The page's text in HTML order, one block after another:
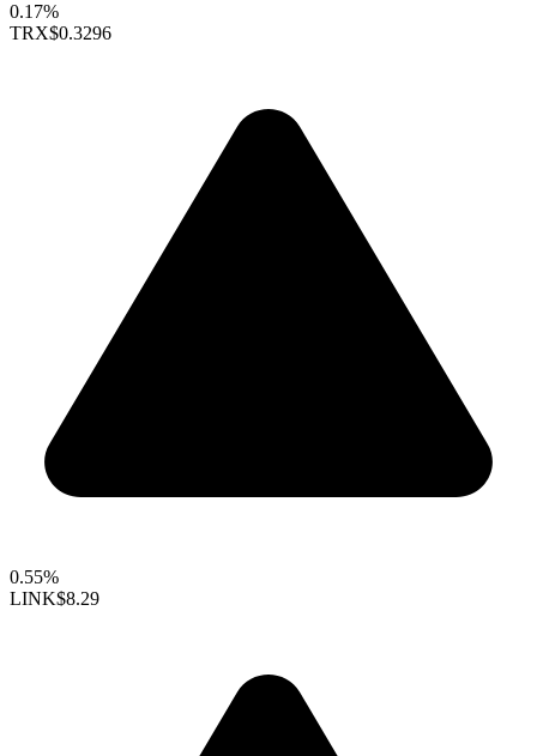
0.17%
TRX$0.3296
0.55%
LINK$8.29